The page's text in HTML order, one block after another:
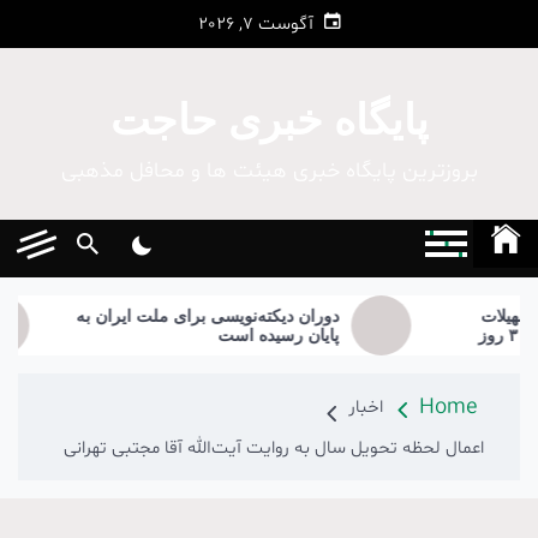
آگوست 7, 2026
دوران دیکته‌نویسی برای ملت ایران به
پایان رسیده است
Home
اخبار
اعمال لحظه تحویل سال به ‌روایت آیت‌الله آقا مجتبی تهرانی